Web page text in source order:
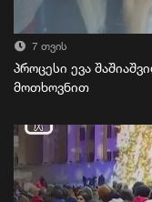
7 თვის
პროცესი ევა
მოთხოვნით